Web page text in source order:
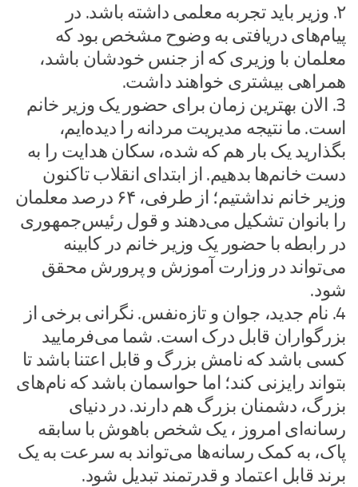
۲. وزیر باید تجربه معلمی داشته باشد. در
پیام‌های دریافتی به وضوح مشخص بود که
معلمان با وزیری که از جنس خودشان باشد،
همراهی بیشتری خواهند داشت.
3. الان بهترین زمان برای حضور یک وزیر خانم
است. ما نتیجه مدیریت مردانه را دیده‌ایم،
بگذارید یک بار هم که شده، سکان هدایت را به
دست خانم‌ها بدهیم. از ابتدای انقلاب تاکنون
وزیر خانم نداشتیم؛ از طرفی، ۶۴ درصد معلمان
را بانوان تشکیل می‌دهند و قول رئیس‌جمهوری
در رابطه با حضور یک وزیر خانم در کابینه
می‌تواند در وزارت آموزش و پرورش محقق
شود.
4. نام جدید، جوان و تازه‌نفس. نگرانی برخی از
بزرگواران قابل درک است. شما می‌فرمایید
کسی باشد که نامش بزرگ و قابل اعتنا باشد تا
بتواند رایزنی کند؛ اما حواسمان باشد که نام‌های
بزرگ، دشمنان بزرگ هم دارند. در دنیای
رسانه‌ای امروز ، یک شخص باهوش با سابقه
پاک، به کمک رسانه‌ها می‌تواند به سرعت به یک
برند قابل اعتماد و قدرتمند تبدیل شود.